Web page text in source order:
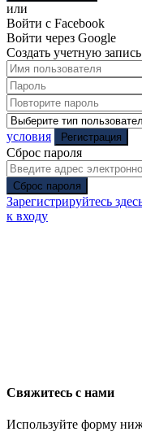
или
Войти с Facebook
Войти через Google
Создать учетную запись
условия
Регистрация
Сброс пароля
Сброс пароля
Зарегистрируйтесь
к входу
Свяжитесь с нами
Используйте форму